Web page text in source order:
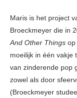
Maris is het project
Broeckmeyer die in
And Other Things op
moeilijk in één vakje
van zinderende pop
zowel als door
(Broeckmeyer